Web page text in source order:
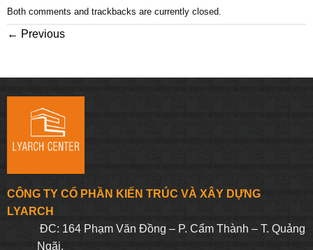
Both comments and trackbacks are currently closed.
← Previous
CÔNG TY CỔ PHẦN KIẾN TRÚC VÀ XÂY DỰNG
LYARCH
ĐC: 164 Phạm Văn Đồng – P. Cẩm Thành – T. Quảng
Ngãi.